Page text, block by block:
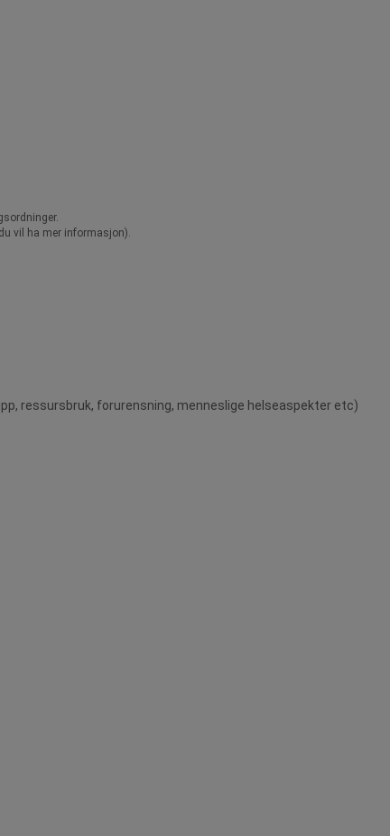
vil ha mer informasjon).
ressursbruk, forurensning, menneslige helseaspekter etc)